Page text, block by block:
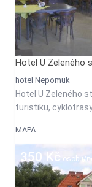
Hotel U Zeleného
hotel Nepomuk
Hotel U Zeleného
turistiku,
MAPA
350 Kčosobu/